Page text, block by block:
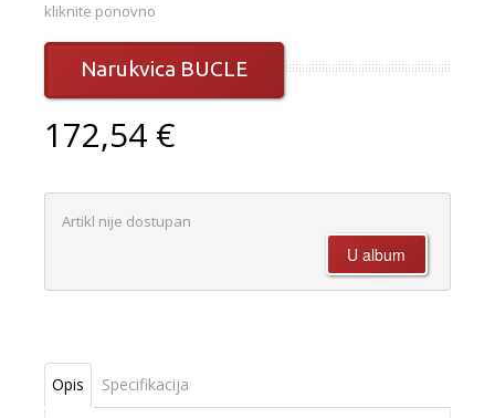
kliknite ponovno
Narukvica BUCLE
172,54 €
Artikl nije dostupan
Opis Specifikacija